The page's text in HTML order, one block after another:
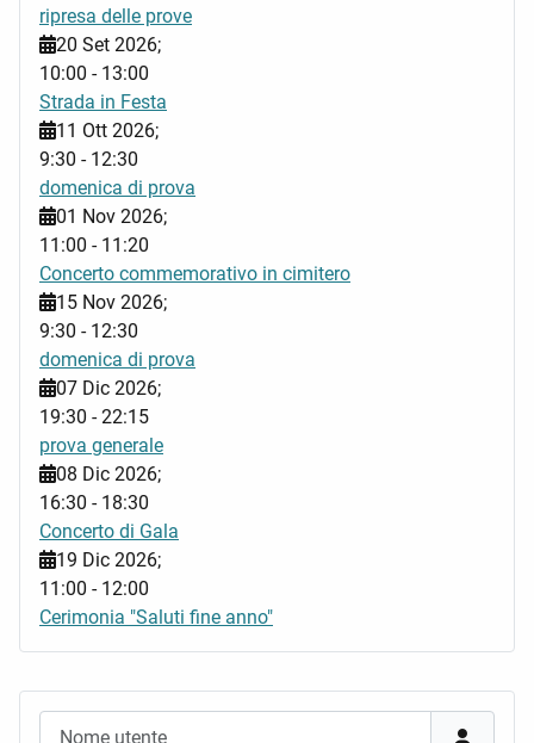
ripresa delle prove
20 Set 2026;
10:00 - 13:00
Strada in Festa
11 Ott 2026;
9:30 - 12:30
domenica di prova
01 Nov 2026;
11:00 - 11:20
Concerto commemorativo in cimitero
15 Nov 2026;
9:30 - 12:30
domenica di prova
07 Dic 2026;
19:30 -22:15
prova generale
08 Dic 2026;
16:30 - 18:30
Concerto di Gala
19 Dic 2026;
11:00 - 12:00
Cerimonia "Saluti fine anno"